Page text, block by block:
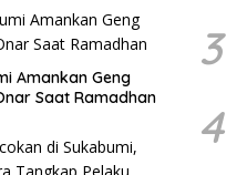
Amankan Geng
Saat Ramadhan
3
4